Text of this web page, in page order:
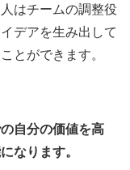
はチームの調整役
デアを生み出して
とができます。
自分の価値を高
なります。